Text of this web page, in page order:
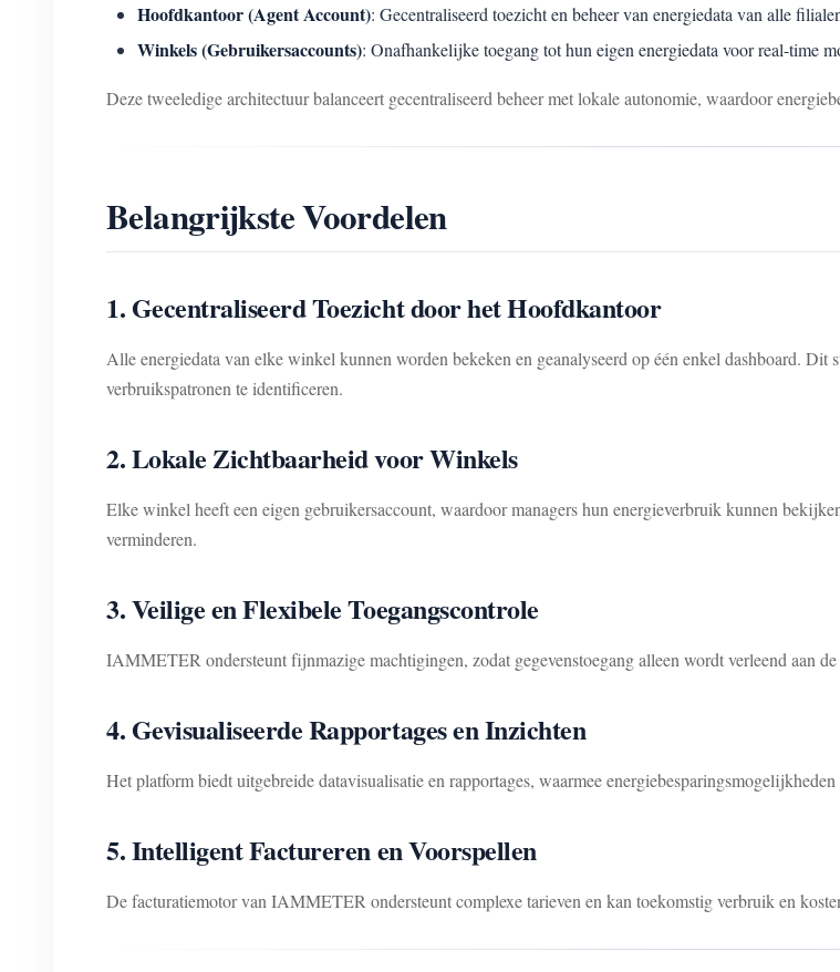
Hoofdkantoor (Agent Account): Gecentraliseerd toezicht en beheer van energiedata van alle
Winkels (Gebruikersaccounts): Onafhankelijke toegang tot hun eigen energiedata voor real-time
Deze tweeledige architectuur balanceert gecentraliseerd beheer met lokale autonomie, waardoor
Belangrijkste Voordelen
1. Gecentraliseerd Toezicht door het Hoofdkantoor
Alle energiedata van elke winkel kunnen worden bekeken en geanalyseerd op één enkel dashboard.
verbruikspatronen te identificeren.
2. Lokale Zichtbaarheid voor Winkels
Elke winkel heeft een eigen gebruikersaccount, waardoor managers hun energieverbruik kunnen
verminderen.
3. Veilige en Flexibele Toegangscontrole
IAMMETER ondersteunt fijnmazige machtigingen, zodat gegevenstoegang alleen wordt verleend aan
4. Gevisualiseerde Rapportages en Inzichten
Het platform biedt uitgebreide datavisualisatie en rapportages, waarmee
5. Intelligent Factureren en Voorspellen
De facturatiemotor van IAMMETER ondersteunt complexe tarieven en kan toekomstig verbruik en